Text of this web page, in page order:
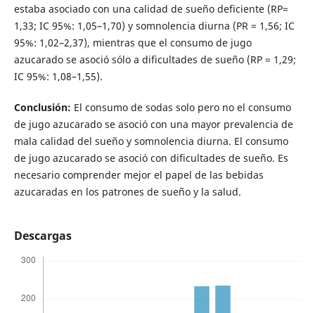
estaba asociado con una calidad de sueño deficiente (RP=
1,33; IC 95%: 1,05–1,70) y somnolencia diurna (PR = 1,56; IC
95%: 1,02–2,37), mientras que el consumo de jugo
azucarado se asoció sólo a dificultades de sueño (RP = 1,29;
IC 95%: 1,08–1,55).
Conclusión: El consumo de sodas solo pero no el consumo
de jugo azucarado se asoció con una mayor prevalencia de
mala calidad del sueño y somnolencia diurna. El consumo
de jugo azucarado se asoció con dificultades de sueño. Es
necesario comprender mejor el papel de las bebidas
azucaradas en los patrones de sueño y la salud.
Descargas